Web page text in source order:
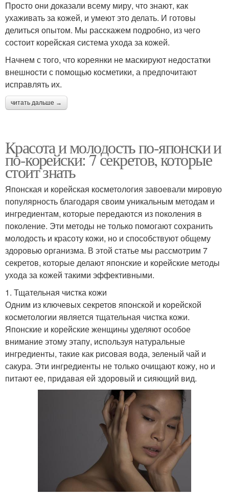
Просто они доказали всему миру, что знают, как
ухаживать за кожей, и умеют это делать. И готовы
делиться опытом. Мы расскажем подробно, из чего
состоит корейская система ухода за кожей.
Начнем с того, что кореянки не маскируют недостатки
внешности с помощью косметики, а предпочитают
исправлять их.
читать дальше →
Красота и молодость по-японски и
по-корейски: 7 секретов, которые
стоит знать
Японская и корейская косметология завоевали мировую
популярность благодаря своим уникальным методам и
ингредиентам, которые передаются из поколения в
поколение. Эти методы не только помогают сохранить
молодость и красоту кожи, но и способствуют общему
здоровью организма. В этой статье мы рассмотрим 7
секретов, которые делают японские и корейские методы
ухода за кожей такими эффективными.
1. Тщательная чистка кожи
Одним из ключевых секретов японской и корейской
косметологии является тщательная чистка кожи.
Японские и корейские женщины уделяют особое
внимание этому этапу, используя натуральные
ингредиенты, такие как рисовая вода, зеленый чай и
сакура. Эти ингредиенты не только очищают кожу, но и
питают ее, придавая ей здоровый и сияющий вид.